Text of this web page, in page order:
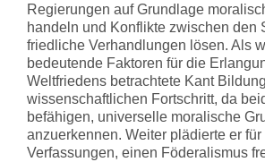
Regierungen auf Grundlage
handeln und Konflikte zwischen den
friedliche Verhandlungen lösen. Als
bedeutende Faktoren für die
Weltfriedens betrachtete Kant
wissenschaftlichen Fortschritt, da
befähigen, universelle moralische
anzuerkennen. Weiter plädierte er
Verfassungen, einen Föderalismus